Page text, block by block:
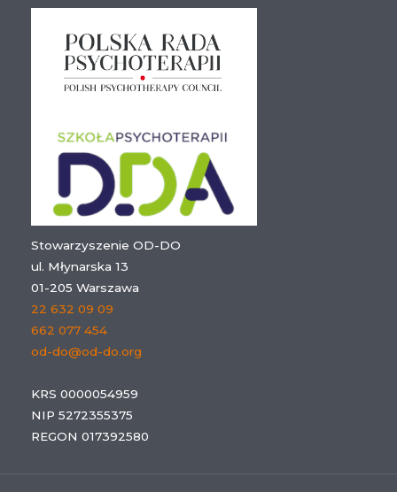
Stowarzyszenie OD-DO
ul. Młynarska 13
01-205 Warszawa
22 632 09 09
662 077 454
od-do@od-do.org
KRS 0000054959
NIP 5272355375
REGON 017392580